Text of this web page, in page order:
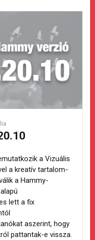
a Vizuális
a kreatív tartalom-
a Hammy-
lett a fix
aszerint, hogy
pattantak-e vissza.